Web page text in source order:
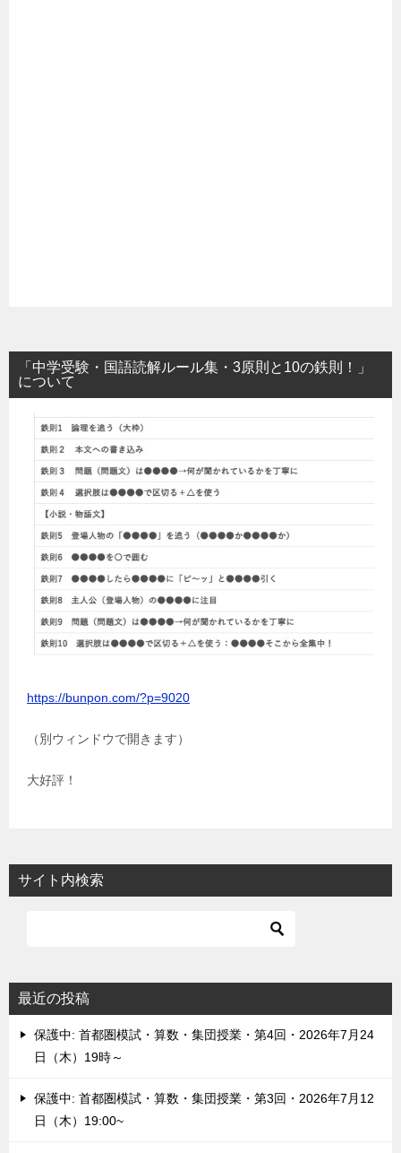
「中学受験・国語読解ルール集・3原則と10の鉄則！」
について
https://bunpon.com/?p=9020
（別ウィンドウで開きます）
大好評！
サイト内検索
最近の投稿
保護中: 首都圏模試・算数・集団授業・第4回・2026年7月24
日（木）19時～
保護中: 首都圏模試・算数・集団授業・第3回・2026年7月12
日（木）19:00~